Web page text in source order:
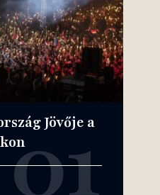
Jövője a